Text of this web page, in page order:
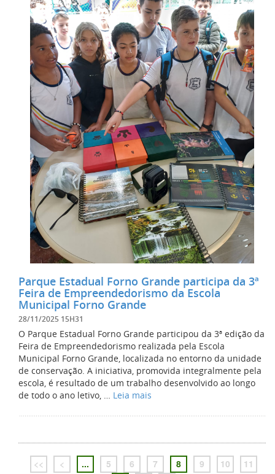
Parque Estadual Forno Grande participa da 3ª
Feira de Empreendedorismo da Escola
Municipal Forno Grande
28/11/2025 15H31
O Parque Estadual Forno Grande participou da 3ª edição da
Feira de Empreendedorismo realizada pela Escola
Municipal Forno Grande, localizada no entorno da unidade
de conservação. A iniciativa, promovida integralmente pela
escola, é resultado de um trabalho desenvolvido ao longo
de todo o ano letivo, … Leia mais
<< < ... 5 6 7 8 9 10
11